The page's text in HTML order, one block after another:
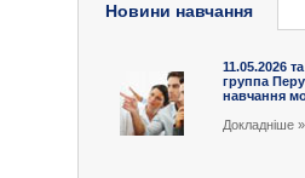
Новини навчання
11.05.2026
группа
навчання
Докладніше »